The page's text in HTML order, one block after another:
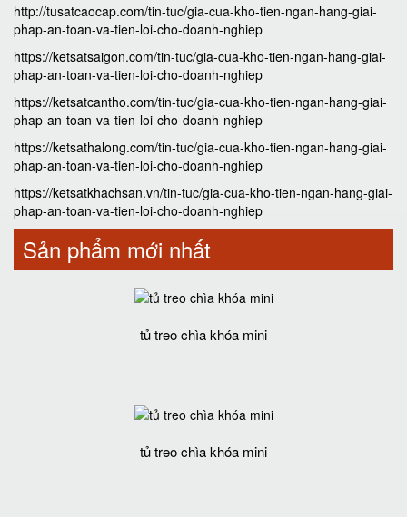
http://tusatcaocap.com/tin-tuc/gia-cua-kho-tien-ngan-hang-giai-
phap-an-toan-va-tien-loi-cho-doanh-nghiep
https://ketsatsaigon.com/tin-tuc/gia-cua-kho-tien-ngan-hang-giai-
phap-an-toan-va-tien-loi-cho-doanh-nghiep
https://ketsatcantho.com/tin-tuc/gia-cua-kho-tien-ngan-hang-giai-
phap-an-toan-va-tien-loi-cho-doanh-nghiep
https://ketsathalong.com/tin-tuc/gia-cua-kho-tien-ngan-hang-giai-
phap-an-toan-va-tien-loi-cho-doanh-nghiep
https://ketsatkhachsan.vn/tin-tuc/gia-cua-kho-tien-ngan-hang-giai-
phap-an-toan-va-tien-loi-cho-doanh-nghiep
Sản phẩm mới nhất
tủ treo chìa khóa mini
tủ treo chìa khóa mini